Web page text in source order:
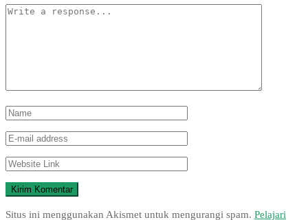
Situs ini menggunakan Akismet untuk mengurangi spam. Pelajari